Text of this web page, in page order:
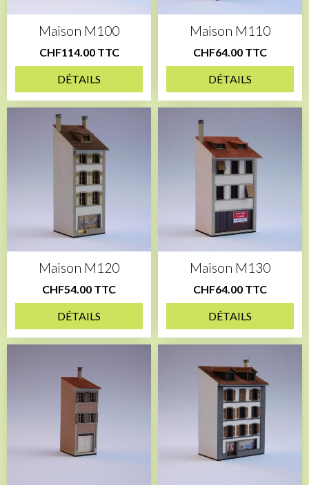
Maison M100
CHF114.00 TTC
DÉTAILS
Maison M110
CHF64.00 TTC
DÉTAILS
Maison M120
CHF54.00 TTC
DÉTAILS
Maison M130
CHF64.00 TTC
DÉTAILS